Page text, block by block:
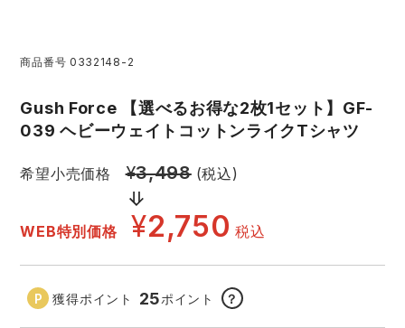
ファン付き作業着・空調服
コーコス ランキング
アイトス ランキング
ジーベック ランキング
ニオイクリア タカヤ商事
サーヴォ
アタックベース サンエス
商品番号 0332148-2
Gush Force 【選べるお得な2枚1セット】GF-
039 ヘビーウェイトコットンライクTシャツ
希望小売価格 ¥3,498 (税込)
WEB特別価格 ¥2,750 税込
獲得ポイント 25ポイント ？